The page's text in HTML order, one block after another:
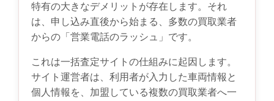
特有の大きなデメリットが存在します。それ
は、申し込み直後から始まる、多数の買取業者
からの「営業電話のラッシュ」です。
これは一括査定サイトの仕組みに起因します。
サイト運営者は、利用者が入力した車両情報と
個人情報を、加盟している複数の買取業者へ一